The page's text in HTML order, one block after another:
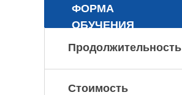
ФОРМА
ОБУЧЕНИЯ
Продолжительность
Стоимость